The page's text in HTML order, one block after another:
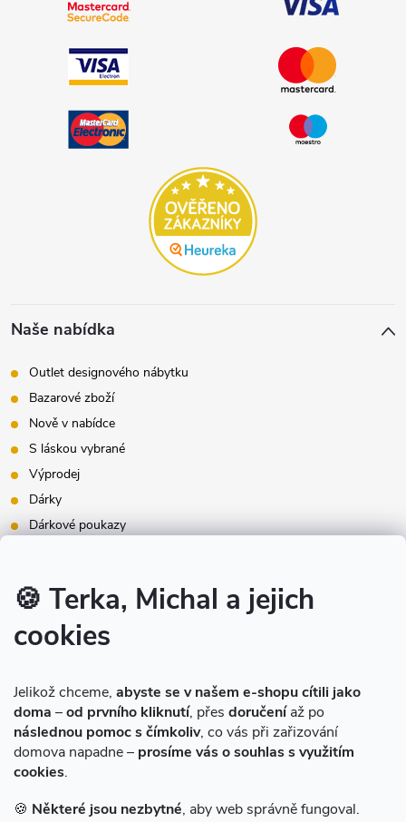
🍪 Terka, Michal a jejich
cookies
Jelikož chceme, abyste se v našem e-shopu cítili jako
doma –od prvního kliknutí, přes doručeníaž po
následnou pomoc s čímkoliv, co vás při zařizování
domova napadne – prosíme vás o souhlas s využitím
cookies.
🍪 Některé jsou nezbytné, aby web správně fungoval.
Naše nabídka
Outlet designového nábytku
Bazarové zboží
Nově v nabídce
S láskou vybrané
Výprodej
Dárky
Dárkové poukazy
Instagram